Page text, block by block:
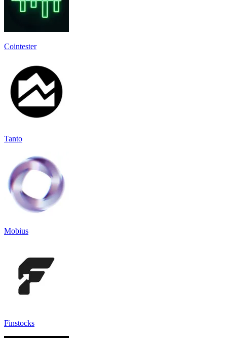
Cointester
Tanto
Mobius
Finstocks